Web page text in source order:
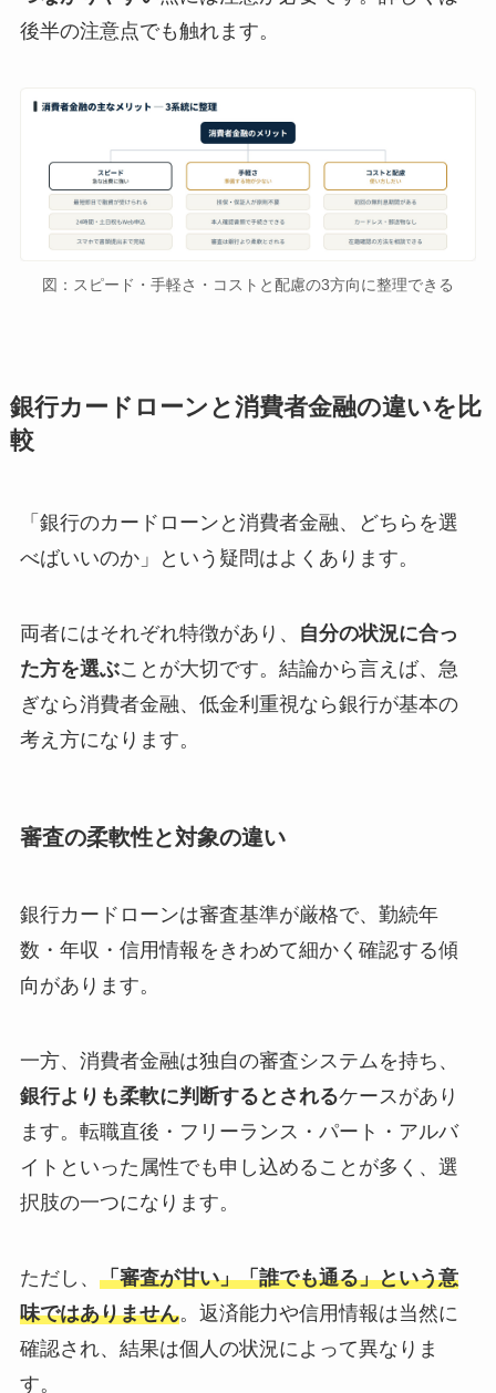
後半の注意点でも触れます。
図：スピード・手軽さ・コストと配慮の3方向に整理できる
銀行カードローンと消費者金融の違いを比
較
「銀行のカードローンと消費者金融、どちらを選
べばいいのか」という疑問はよくあります。
両者にはそれぞれ特徴があり、
自分の状況に合っ
た方を選ぶことが大切です。結論から言えば、急
ぎなら消費者金融、低金利重視なら銀行が基本の
考え方になります。
審査の柔軟性と対象の違い
銀行カードローンは審査基準が厳格で、勤続年
数・年収・信用情報をきわめて細かく確認する傾
向があります。
一方、消費者金融は独自の審査システムを持ち、
銀行よりも柔軟に判断するとされるケースがあり
ます。転職直後・フリーランス・パート・アルバ
イトといった属性でも申し込めることが多く、選
択肢の一つになります。
ただし、 「審査が甘い」「誰でも通る」という意
味ではありません。返済能力や信用情報は当然に
確認され、結果は個人の状況によって異なりま
す。